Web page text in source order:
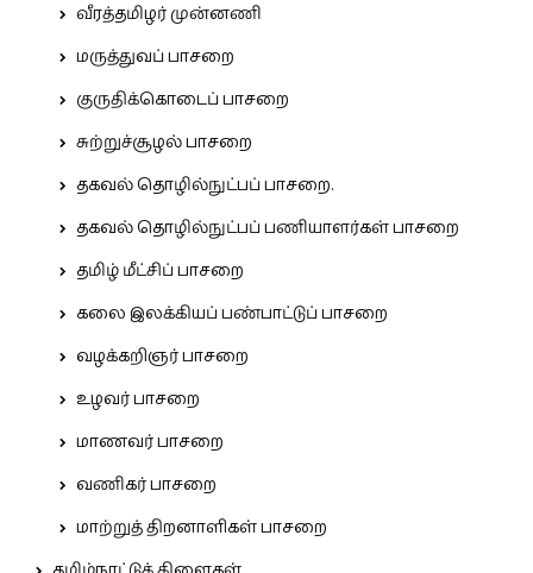
வீரத்தமிழர் முன்னணி
மருத்துவப் பாசறை
குருதிக்கொடைப் பாசறை
சுற்றுச்சூழல் பாசறை
தகவல் தொழில்நுட்பப் பாசறை.
தகவல் தொழில்நுட்பப் பணியாளர்கள் பாசறை
தமிழ் மீட்சிப் பாசறை
கலை இலக்கியப் பண்பாட்டுப் பாசறை
வழக்கறிஞர் பாசறை
உழவர் பாசறை
மாணவர் பாசறை
வணிகர் பாசறை
மாற்றுத் திறனாளிகள் பாசறை